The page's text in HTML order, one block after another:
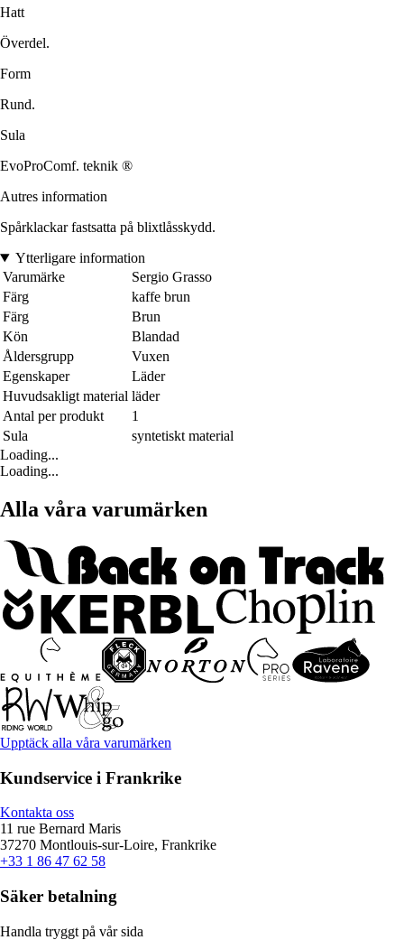
Hatt
Överdel.
Form
Rund.
Sula
EvoProComf. teknik ®
Autres information
Spårklackar fastsatta på blixtlåsskydd.
Ytterligare information
Varumärke
Sergio Grasso
Färg
kaffe brun
Färg
Brun
Kön
Blandad
Åldersgrupp
Vuxen
Egenskaper
Läder
Huvudsakligt material läder
Antal per produkt
1
Sula
syntetiskt material
Loading...
Loading...
Alla våra varumärken
Upptäck alla våra varumärken
Kundservice i Frankrike
Kontakta oss
11 rue Bernard Maris
37270 Montlouis-sur-Loire, Frankrike
+33 1 86 47 62 58
Säker betalning
Handla tryggt på vår sida